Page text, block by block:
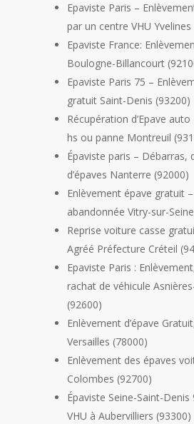
Epaviste Paris –
par un centre VHU Yvelines
Epaviste France:
Boulogne-Billancourt
Epaviste Paris 75 –
gratuit Saint-Denis (93200)
Récupération d’Epave
hs ou panne Montreuil
Épaviste paris – Débarras,
d’épaves Nanterre (92000)
Enlèvement épave gratuit
abandonnée Vitry-sur-
Reprise voiture casse
Agréé Préfecture Créteil
Epaviste Paris :
rachat de véhicule
(92600)
Enlèvement d’épave
Versailles (78000)
Enlèvement des épaves
Colombes (92700)
Épaviste Seine-Saint-Denis
VHU à Aubervilliers (93300)